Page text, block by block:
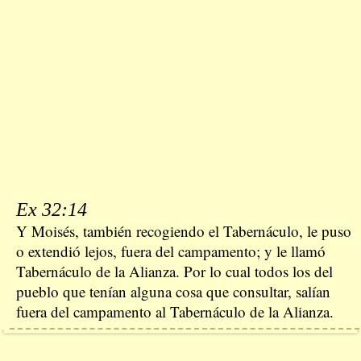
Ex 32:14
Y Moisés, también recogiendo el Tabernáculo, le puso
o extendió lejos, fuera del campamento; y le llamó
Tabernáculo de la Alianza. Por lo cual todos los del
pueblo que tenían alguna cosa que consultar, salían
fuera del campamento al Tabernáculo de la Alianza.